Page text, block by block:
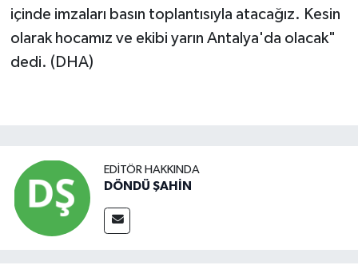
içinde imzaları basın toplantısıyla atacağız. Kesin
olarak hocamız ve ekibi yarın Antalya'da olacak"
dedi. (DHA)
EDITÖR HAKKINDA
DÖNDÜ ŞAHİN